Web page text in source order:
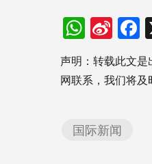
声明：转载此文
网联系，我们将
国际新闻